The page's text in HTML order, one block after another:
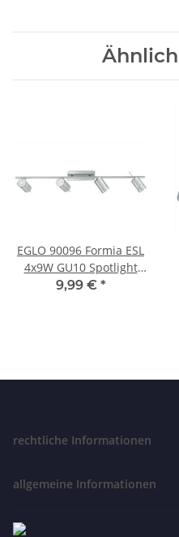
EGLO 90096 Formia ESL
4x9W GU10 Spotlight
Deckenleuchte
9,99 € *
rechtliche Informationen
allgemeine Informationen